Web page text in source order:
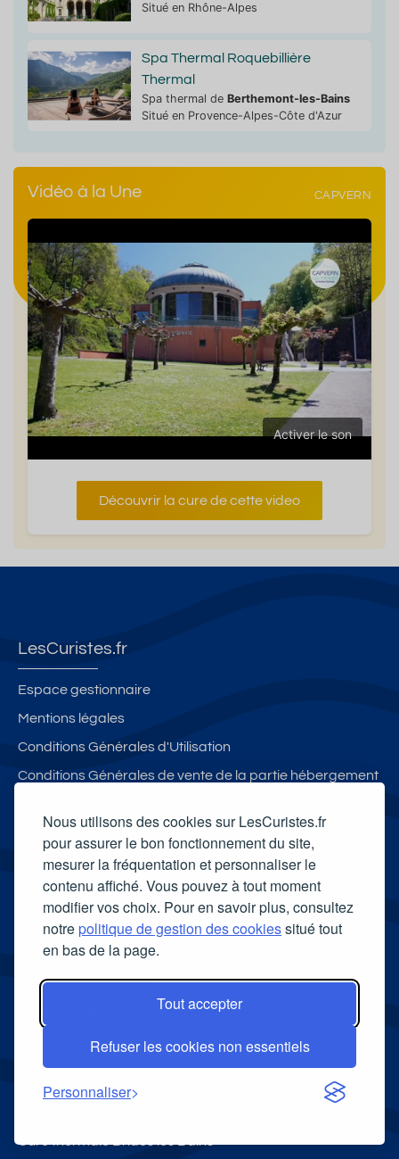
Nous utilisons des cookies sur LesCuristes.fr
pour assurer le bon fonctionnement du site,
mesurer la fréquentation et personnaliser le
contenu affiché. Vous pouvez à tout moment
modifier vos choix. Pour en savoir plus, consultez
notrepolitique de gestion des cookiessitué tout
en bas de la page.
Tout accepter
Refuser les cookies non essentiels
Personnaliser
Situé en Rhône-Alpes
Spa Thermal Roquebillière
Thermal
Spa thermal de Berthemont-les-Bains
Situé en Provence-Alpes-Côte d'Azur
Vidéo à la Une CAPVERN
Activer le son
Découvrir la cure de cette video
LesCuristes.fr
Espace gestionnaire
Mentions légales
Conditions Générales d'Utilisation
Conditions Générales de vente de la partie hébergement
Politique de gestion des cookies
Contactez - Nous
Proposer une location
Stations thermales
Cure thermale Balaruc les Bains
Cure thermale Avène les Bains
Cure thermale Brides les Bains